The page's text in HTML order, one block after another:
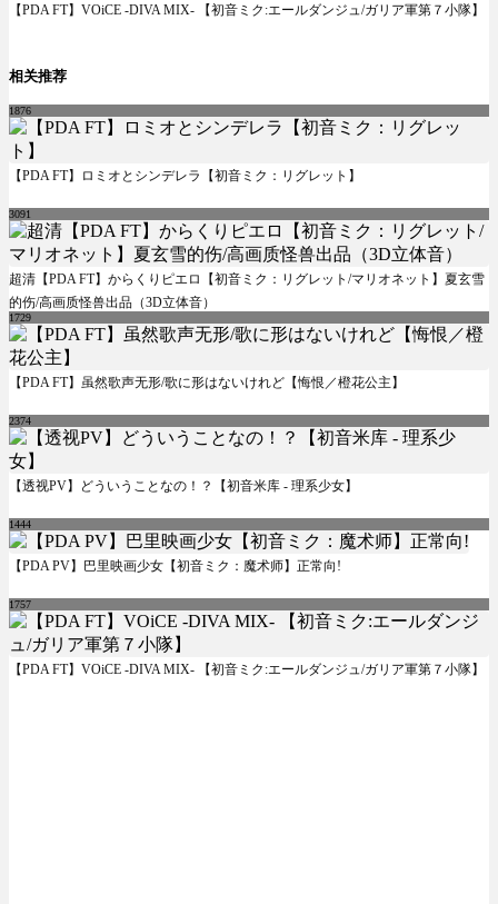
【PDA FT】VOiCE -DIVA MIX- 【初音ミク:エールダンジュ/ガリア軍第７小隊】
相关推荐
1876
【PDA FT】ロミオとシンデレラ【初音ミク：リグレット】
3091
超清【PDA FT】からくりピエロ【初音ミク：リグレット/マリオネット】夏玄雪
的伤/高画质怪兽出品（3D立体音）
1729
【PDA FT】虽然歌声无形/歌に形はないけれど【悔恨／橙花公主】
2374
【透视PV】どういうことなの！？【初音米库 - 理系少女】
1444
【PDA PV】巴里映画少女【初音ミク：魔术师】正常向!
1757
【PDA FT】VOiCE -DIVA MIX- 【初音ミク:エールダンジュ/ガリア軍第７小隊】